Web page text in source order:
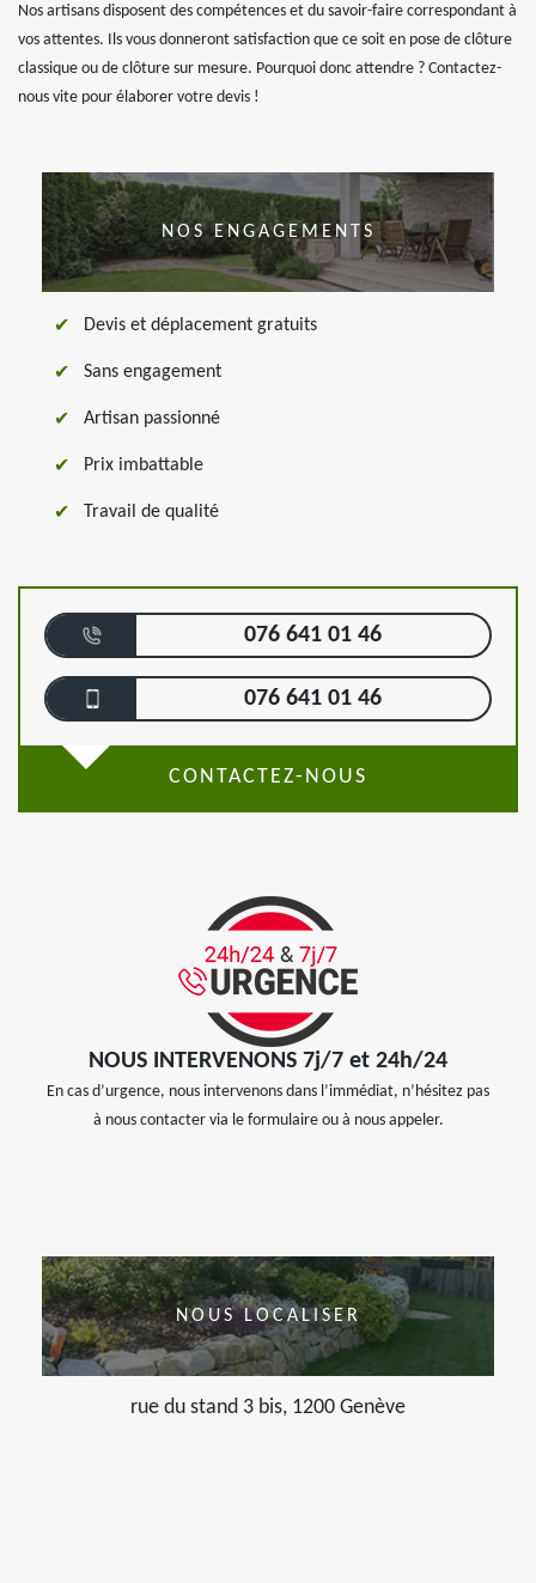
Nos artisans disposent des compétences et du savoir-faire correspondant à
vos attentes. Ils vous donneront satisfaction que ce soit en pose de clôture
classique ou de clôture sur mesure. Pourquoi donc attendre ? Contactez-
nous vite pour élaborer votre devis !
NOS ENGAGEMENTS
Devis et déplacement gratuits
Sans engagement
Artisan passionné
Prix imbattable
Travail de qualité
076 641 01 46
076 641 01 46
CONTACTEZ-NOUS
NOUS INTERVENONS 7j/7 et 24h/24
En cas d’urgence, nous intervenons dans l’immédiat, n’hésitez pas
à nous contacter via le formulaire ou à nous appeler.
NOUS LOCALISER
rue du stand 3 bis, 1200 Genève